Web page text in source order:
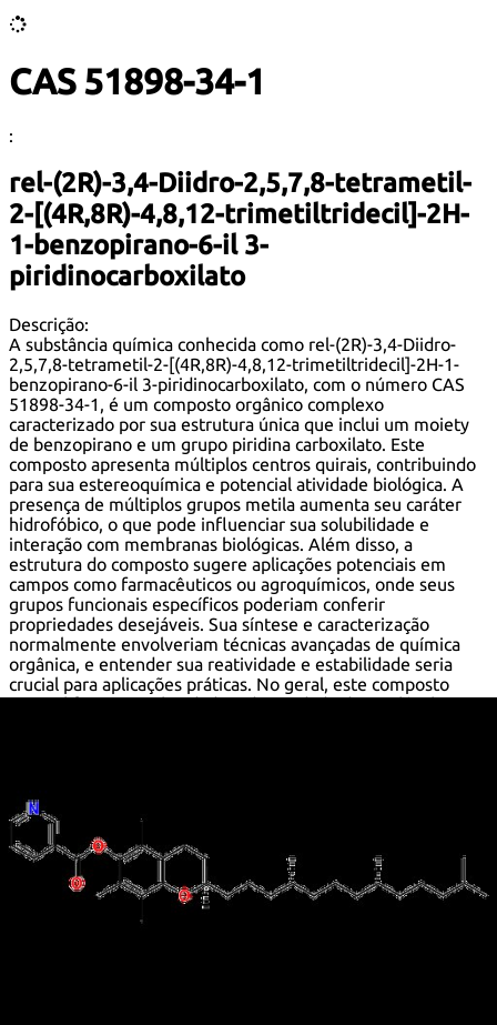
CAS 51898-34-1
:
rel-(2R)-3,4-Diidro-2,5,7,8-tetrametil-
2-[(4R,8R)-4,8,12-trimetiltridecil]-2H-
1-benzopirano-6-il 3-
piridinocarboxilato
Descrição:
A substância química conhecida como rel-(2R)-3,4-Diidro-
2,5,7,8-tetrametil-2-[(4R,8R)-4,8,12-trimetiltridecil]-2H-1-
benzopirano-6-il 3-piridinocarboxilato, com o número CAS
51898-34-1, é um composto orgânico complexo
caracterizado por sua estrutura única que inclui um moiety
de benzopirano e um grupo piridina carboxilato. Este
composto apresenta múltiplos centros quirais, contribuindo
para sua estereoquímica e potencial atividade biológica. A
presença de múltiplos grupos metila aumenta seu caráter
hidrofóbico, o que pode influenciar sua solubilidade e
interação com membranas biológicas. Além disso, a
estrutura do composto sugere aplicações potenciais em
campos como farmacêuticos ou agroquímicos, onde seus
grupos funcionais específicos poderiam conferir
propriedades desejáveis. Sua síntese e caracterização
normalmente envolveriam técnicas avançadas de química
orgânica, e entender sua reatividade e estabilidade seria
crucial para aplicações práticas. No geral, este composto
exemplifica a complexidade e diversidade das moléculas
35)38-34(37)30-18-12-22-36-23-30/h12,18,22-26H,9-11,13-
17,19-21H2,1-8H3/t25-,26-,35-/s2
Chave InChI:InChIKey=MSCCTZZBYHQMQJ-FNXLIPAZNA-N
SMILES:
(CCC[C@@H](CCC[C@@H](CCCC(C)C)C)C)(C)O2